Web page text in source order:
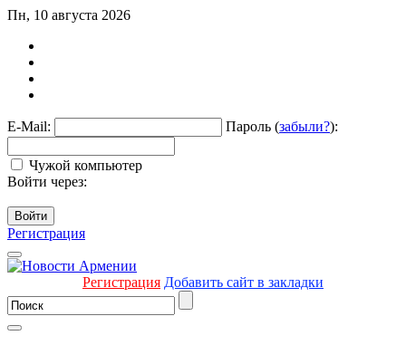
Пн, 10 августа 2026
E-Mail: Пароль (забыли?):
Чужой компьютер
Войти через:
Войти
Регистрация
Регистрация Добавить сайт в закладки